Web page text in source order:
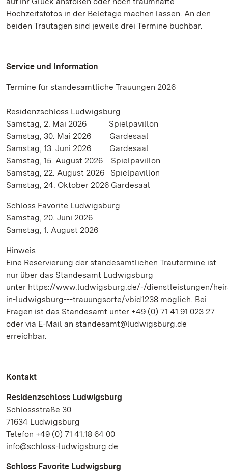
Hochzeitsfotos in der Beletage machen lassen. An den
beiden Trautagen sind jeweils drei Termine buchbar.
Service und Information
Termine für standesamtliche Trauungen 2026
Residenzschloss Ludwigsburg
Samstag, 2. Mai 2026 Spielpavillon
Samstag, 30. Mai 2026 Gardesaal
Samstag, 13. Juni 2026 Gardesaal
Samstag, 15. August 2026 Spielpavillon
Samstag, 22. August 2026 Spielpavillon
Samstag, 24. Oktober 2026 Gardesaal
Schloss Favorite Ludwigsburg
Samstag, 20. Juni 2026
Samstag, 1. August 2026
Hinweis
Eine Reservierung der standesamtlichen Trautermine ist
nur über das Standesamt Ludwigsburg
unter https://www.ludwigsburg.de/-/dienstleistungen/
in-ludwigsburg---trauungsorte/vbid1238 möglich. Bei
Fragen ist das Standesamt unter +49 (0) 71 41.91 023 27
oder via E-Mail an standesamt@ludwigsburg.de
erreichbar.
Kontakt
Residenzschloss Ludwigsburg
Schlossstraße 30
71634 Ludwigsburg
Telefon +49 (0) 71 41.18 64 00
info@schloss-ludwigsburg.de
Schloss Favorite Ludwigsburg